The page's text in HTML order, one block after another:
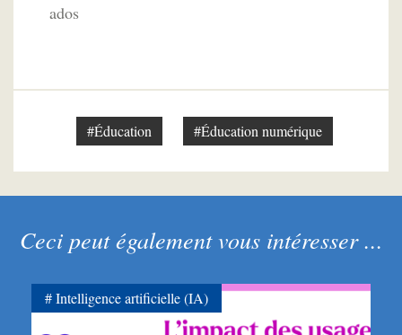
ados
#Éducation #Éducation numérique
Ceci peut également vous intéresser ...
Intelligence artificielle (IA)